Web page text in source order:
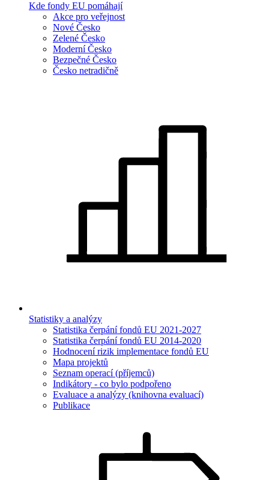
Kde fondy EU pomáhají
Akce pro veřejnost
Nové Česko
Zelené Česko
Moderní Česko
Bezpečné Česko
Česko netradičně
Statistiky a analýzy
Statistika čerpání fondů EU 2021-2027
Statistika čerpání fondů EU 2014-2020
Hodnocení rizik implementace fondů EU
Mapa projektů
Seznam operací (příjemců)
Indikátory - co bylo podpořeno
Evaluace a analýzy (knihovna evaluací)
Publikace